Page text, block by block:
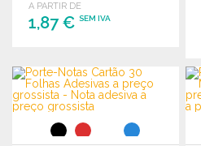
A PARTIR DE
1,87 € SEM IVA
Solicitar um orçamento